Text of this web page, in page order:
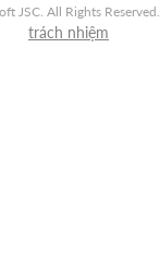
JSC. All Rights Reserved.
trách nhiệm